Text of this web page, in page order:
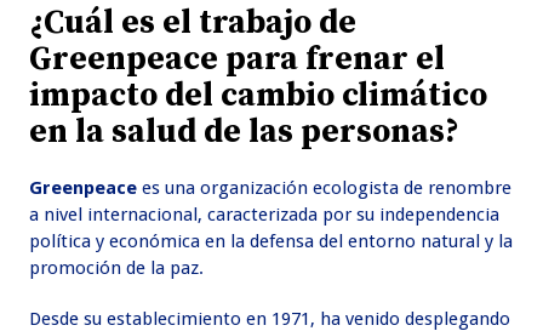
¿Cuál es el trabajo de
Greenpeace para frenar el
impacto del cambio climático
en la salud de las personas?
Greenpeace es una organización ecologista de renombre
a nivel internacional, caracterizada por su independencia
política y económica en la defensa del entorno natural y la
promoción de la paz.
Desde su establecimiento en 1971, ha venido desplegando